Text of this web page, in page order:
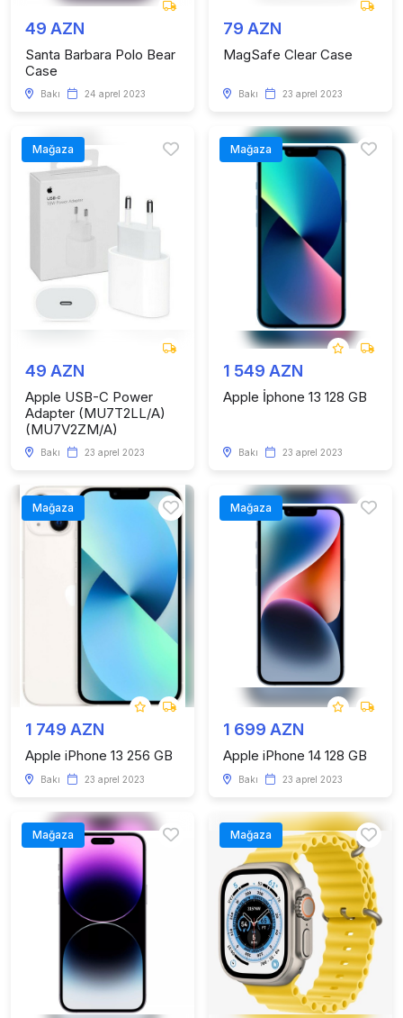
49 AZN
Santa Barbara Polo Bear
Case
Bakı 24 aprel 2023
79 AZN
MagSafe Clear Case
Bakı 23 aprel 2023
Mağaza
49 AZN
Apple USB-C Power
Adapter (MU7T2LL/A)
(MU7V2ZM/A)
Bakı 23 aprel 2023
Mağaza
1 549 AZN
Apple İphone 13 128 GB
Bakı 23 aprel 2023
Mağaza
1 749 AZN
Apple iPhone 13 256 GB
Bakı 23 aprel 2023
Mağaza
1 699 AZN
Apple iPhone 14 128 GB
Bakı 23 aprel 2023
Mağaza Mağaza